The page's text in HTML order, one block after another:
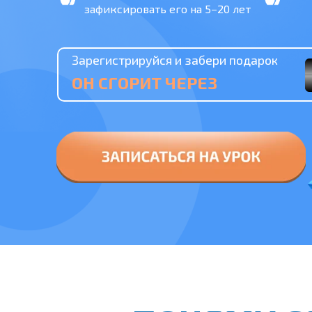
ОН СГОРИТ ЧЕРЕЗ
Зарегистрируйся и забери подарок
зафиксировать его на 5−20 лет